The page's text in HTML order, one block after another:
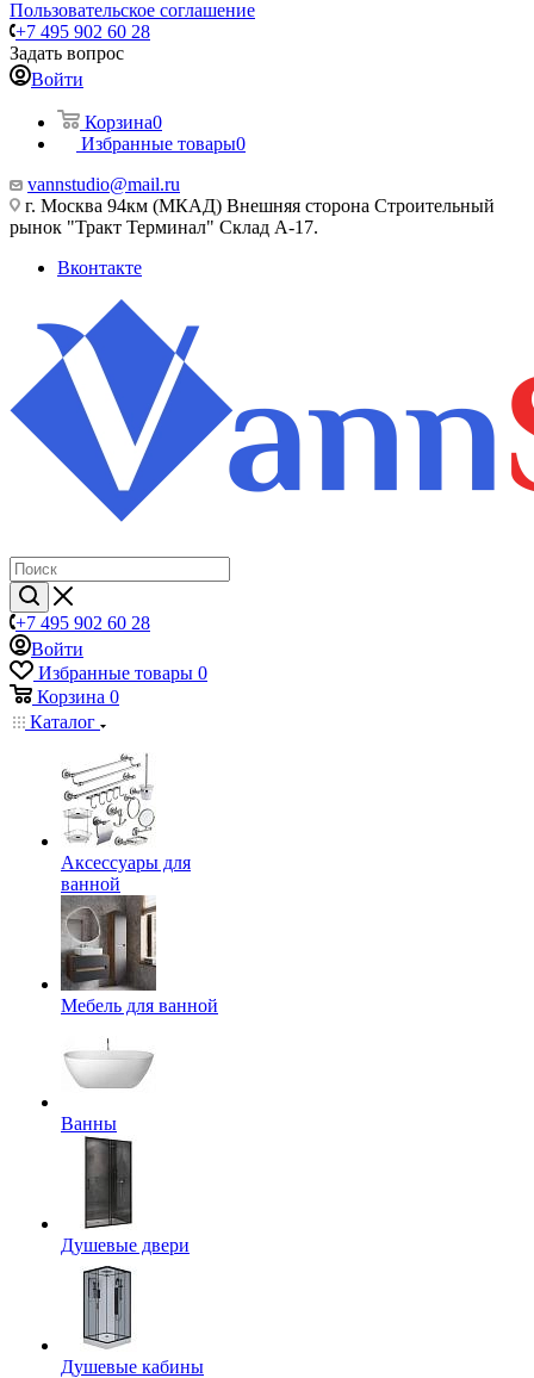
Пользовательское соглашение
+7 495 902 60 28
Задать вопрос
Войти
Корзина0
Избранные товары0
vannstudio@mail.ru
г. Москва 94км (МКАД) Внешняя сторона Строительный
рынок "Тракт Терминал" Склад А-17.
Вконтакте
+7 495 902 60 28
Войти
Избранные товары 0
Корзина 0
Каталог
Аксессуары для
ванной
Мебель для ванной
Ванны
Душевые двери
Душевые кабины